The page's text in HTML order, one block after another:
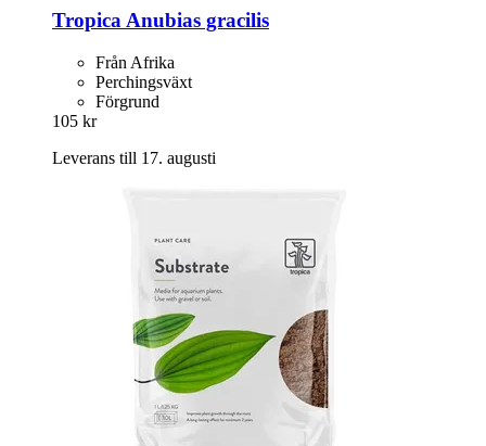
Tropica Anubias gracilis
Från Afrika
Perchingsväxt
Förgrund
105 kr
Leverans till 17. augusti